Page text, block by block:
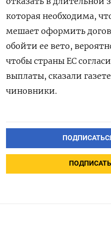
которая необходима,
мешает оформить
обойти ее вето,
чтобы страны ЕС
выплаты, сказали
чиновники.